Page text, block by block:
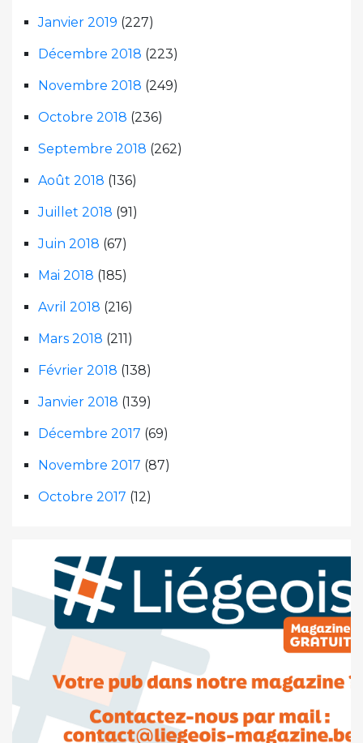
Janvier 2019 (227)
Décembre 2018 (223)
Novembre 2018 (249)
Octobre 2018 (236)
Septembre 2018 (262)
Août 2018 (136)
Juillet 2018 (91)
Juin 2018 (67)
Mai 2018 (185)
Avril 2018 (216)
Mars 2018 (211)
Février 2018 (138)
Janvier 2018 (139)
Décembre 2017 (69)
Novembre 2017 (87)
Octobre 2017 (12)